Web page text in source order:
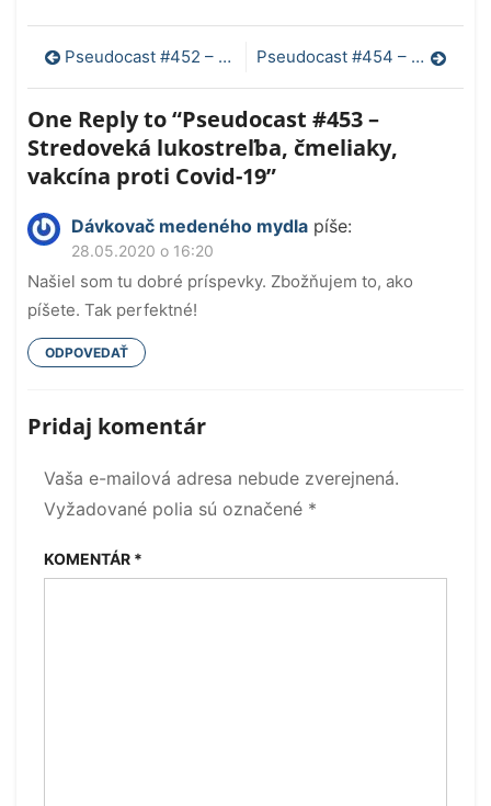
Navigácia
v
článku
Pseudocast #452 – Masky, racionalita, začiatky vakcinácie Pseudocast #454 – Hydroxychlorochín, 2D materiály, interupcie
One Reply to “Pseudocast #453 –
Stredoveká lukostreľba, čmeliaky,
vakcína proti Covid-19”
Dávkovač medeného mydla píše:
28.05.2020 o 16:20
Našiel som tu dobré príspevky. Zbožňujem to, ako
píšete. Tak perfektné!
ODPOVEDAŤ
Pridaj komentár
Vaša e-mailová adresa nebude zverejnená.
Vyžadované polia sú označené *
KOMENTÁR *